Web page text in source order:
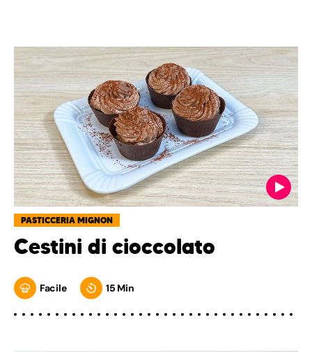
PASTICCERIA MIGNON
Cestini di cioccolato
Facile 15 Min